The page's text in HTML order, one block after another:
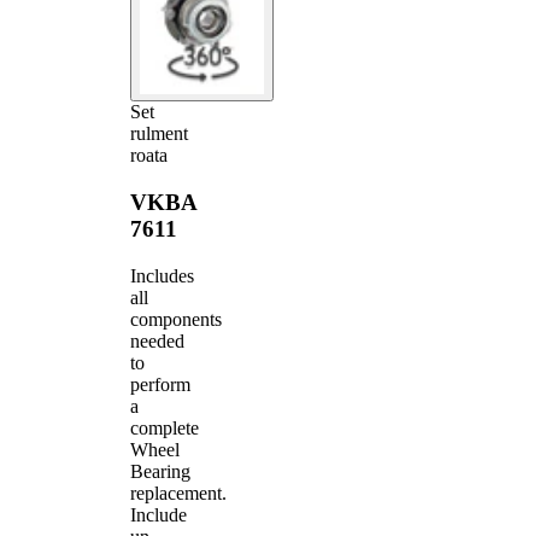
Set
rulment
roata
VKBA
7611
Includes
all
components
needed
to
perform
a
complete
Wheel
Bearing
replacement.
Include